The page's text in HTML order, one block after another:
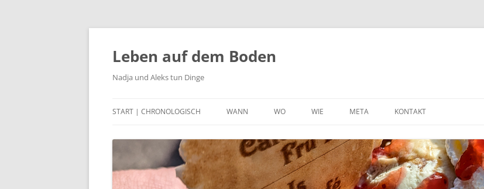
Zum
springen
Leben auf dem Boden
Nadja und Aleks tun Dinge
START | CHRONOLOGISCH WANN
2022
2021
WO
DÄNEMARK
DEUTSCHLAND
WIE
ORTSFEST
ZU FUSS
META
NUN MIT EIGENER WEBSEITE!
(P)RECAP
KONTAKT
DATENSCHUTZERKLÄRUNG